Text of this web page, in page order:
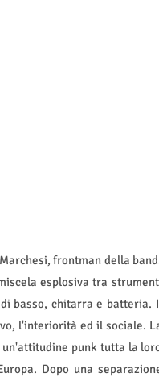
frontman della
esplosiva tra
basso, chitarra e batteria.
l'interiorità ed il sociale.
punk tutta la
Dopo una